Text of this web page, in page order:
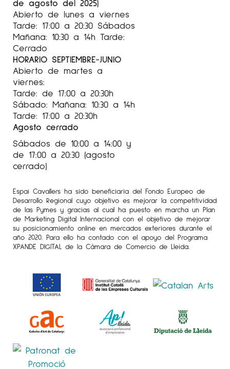
de agosto del 2025)
Abierto de lunes a viernes
Tarde: 17:00 a 20:30 Sábados
Mañana: 10:30 a 14h Tarde:
Cerrado
HORARIO SEPTIEMBRE-JUNIO
Abierto de martes a
viernes:
Tarde: de 17:00 a 20:30h
Sábado: Mañana: 10:30 a 14h
Tarde: 17:00 a 20:30h
Agosto cerrado
Sábados de 10:00 a 14:00 y
de 17:00 a 20:30 (agosto
cerrado)
Espai Cavallers ha sido beneficiaria del Fondo Europeo de
Desarrollo Regional cuyo objetivo es mejorar la competitividad
de las Pymes y gracias al cual ha puesto en marcha un Plan
de Marketing Digital Internacional con el objetivo de mejorar
su posicionamiento online en mercados exteriores durante el
año 2020. Para ello ha contado con el apoyo del Programa
XPANDE DIGITAL de la Cámara de Comercio de Lleida.